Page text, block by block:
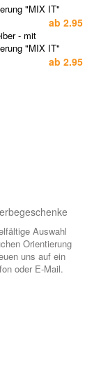
"MIX IT"
ab 2.95
- mit
"MIX IT"
ab 2.95
Auswahl
Orientierung
uns auf ein
oder E-Mail.